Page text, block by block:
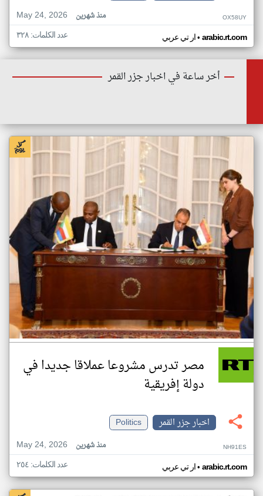
May 24, 2026
منذ شهرين OX58UY
ار تي عربي• arabic.rt.com عدد الكلمات: ٣٢٨
أخر ساعة في اخبار جزر القمر
مصر تدرس مشروعا عملاقا جديدا في
دولة إفريقية
اخبار جزر القمر
Politics
May 24, 2026
منذ شهرين NH91ES
ار تي عربي• arabic.rt.com عدد الكلمات: ٢٥٤